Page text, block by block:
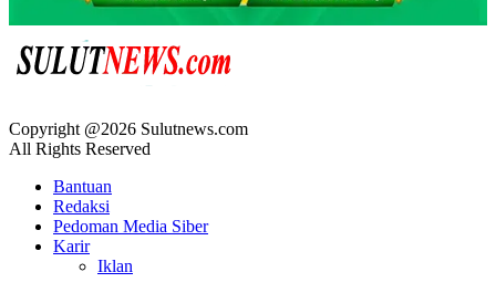
Copyright @2026 Sulutnews.com
All Rights Reserved
Bantuan
Redaksi
Pedoman Media Siber
Karir
Iklan